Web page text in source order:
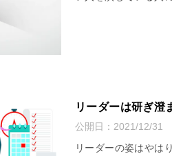
リーダーは研ぎ澄
公開日： 2021/12/31
リーダーの姿はやは